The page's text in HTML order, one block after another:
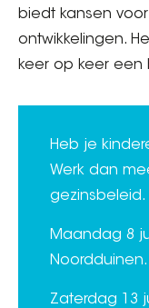
biedt kansen
ontwikkelingen.
keer op keer een
Heb je
Werk dan
gezinsbeleid.
Maandag 8
Noordduinen.
Zaterdag 13